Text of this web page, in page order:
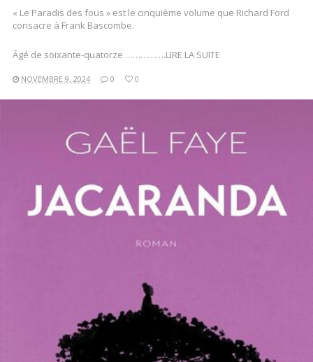
« Le Paradis des fous » est le cinquième volume que Richard Ford
consacre à Frank Bascombe.
Âgé de soixante-quatorze …………….LIRE LA SUITE
NOVEMBRE 9, 2024 0 0
LIRE LA SUITE